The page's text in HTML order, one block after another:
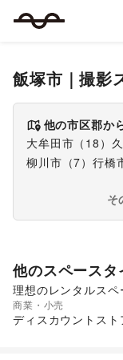
飯塚市 ｜撮影
他の市区郡か
大牟田市 （ 18 ）
柳川市 （7）行橋
そ
他のスペース
理想のレンタルスペ
スーパーマーケット
商業・小売
ディスカウントスト